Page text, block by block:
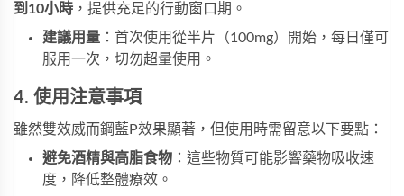
到10小時 ，提供充足的行動窗口期。
建議用量 ：首次使用從半片（100mg）開始，每日僅可
服用一次，切勿超量使用。
4. 使用注意事項
雖然雙效威而鋼藍P效果顯著，但使用時需留意以下要點：
避免酒精與高脂食物 ：這些物質可能影響藥物吸收速
度，降低整體療效。